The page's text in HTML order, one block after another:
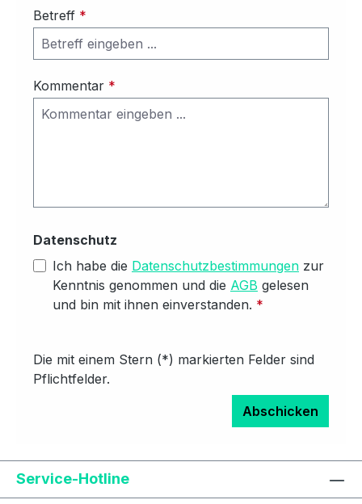
Betreff *
Kommentar *
Datenschutz
Ich habe die Datenschutzbestimmungen zur
Kenntnis genommen und die AGB gelesen
und bin mit ihnen einverstanden. *
Die mit einem Stern (*) markierten Felder sind
Pflichtfelder.
Abschicken
Service-Hotline
Text vergrößern Hochkontrastmodus